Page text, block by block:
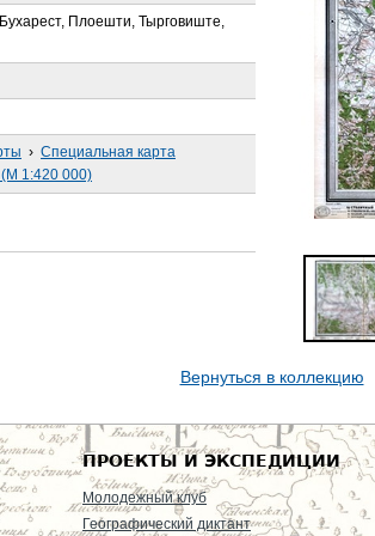
Плоешти, Тырговиште,
› Специальная карта
(М 1:420 000)
Вернуться в коллекцию
ПРОЕКТЫ И ЭКСПЕДИЦИИ
Молодежный клуб
Географический диктант